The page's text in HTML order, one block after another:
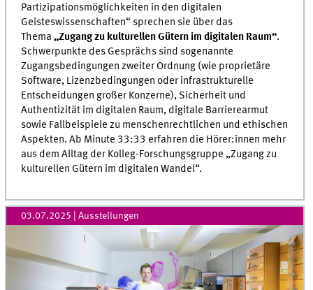
Partizipationsmöglich­keiten in den digitalen
Geisteswissenschaften“ sprechen sie über das
Thema„Zugang zu kulturellen Gütern im digitalen Raum“.
Schwerpunkte des Gesprächs sind sogenannte
Zugangsbedingungen zweiter Ordnung (wie proprietäre
Software, Lizenzbedingungen oder infrastrukturelle
Entscheidungen großer Konzerne), Sicherheit und
Authentizität im digitalen Raum, digitale Barrierearmut
sowie Fallbeispiele zu menschenrechtlichen und ethischen
Aspekten. Ab Minute 33:33 erfahren die Hörer:innen mehr
aus dem Alltag der Kolleg-Forschungsgruppe „Zugang zu
kulturellen Gütern im digitalen Wandel“.
03.07.2025 | Ausstellungen